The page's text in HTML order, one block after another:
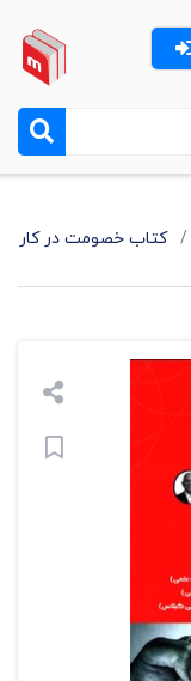
کتاب خصومت در کار